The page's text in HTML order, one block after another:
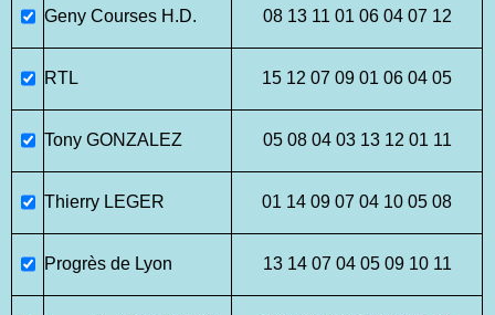
Geny Courses H.D. 08 13 11 01 06 04 07 12
RTL 15 12 07 09 01 06 04 05
Tony GONZALEZ 05 08 04 03 13 12 01 11
Thierry LEGER 01 14 09 07 04 10 05 08
Progrès de Lyon 13 14 07 04 05 09 10 11